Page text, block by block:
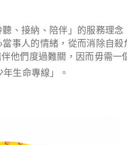
、接納、陪伴」的服務理
事人的情緒，從而消除自
他們度過難關，因而毋需一
生命專線」。